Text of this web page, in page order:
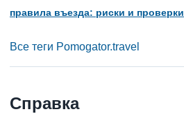
правила въезда: риски и проверки
Все теги Pomogator.travel
Справка